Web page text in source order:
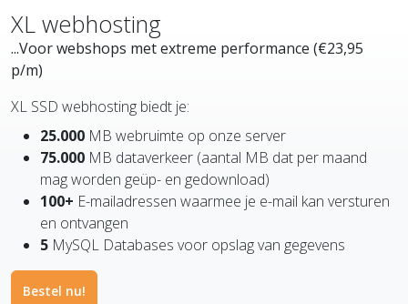
XL webhosting
...Voor webshops met extreme performance (€23,95
p/m)
XL SSD webhosting biedt je:
25.000 MB webruimte op onze server
75.000 MB dataverkeer (aantal MB dat per maand
mag worden geüp- en gedownload)
100+ E-mailadressen waarmee je e-mail kan versturen
en ontvangen
5 MySQL Databases voor opslag van gegevens
Bestel nu!